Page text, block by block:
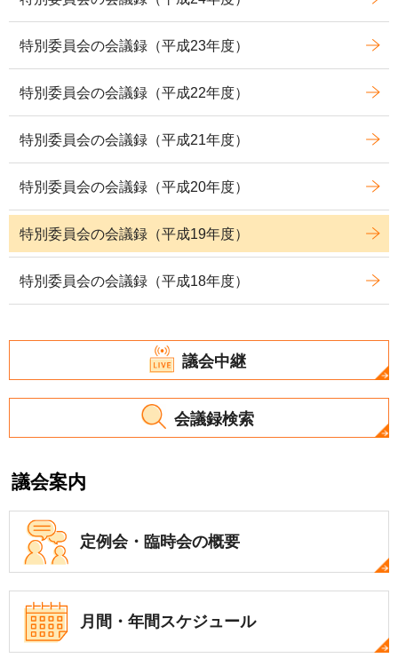
特別委員会の会議録（平成23年度）
特別委員会の会議録（平成22年度）
特別委員会の会議録（平成21年度）
特別委員会の会議録（平成20年度）
特別委員会の会議録（平成19年度）
特別委員会の会議録（平成18年度）
議会中継
会議録検索
議会案内
定例会・ 臨時会の概要
月間・年間 スケジュール